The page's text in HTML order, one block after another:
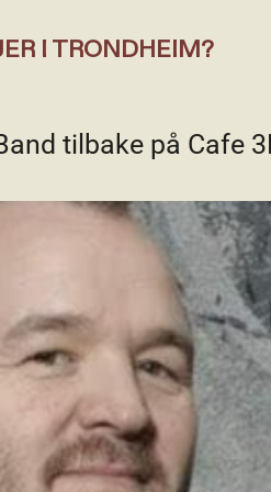
I TRONDHEIM?
tilbake på Cafe